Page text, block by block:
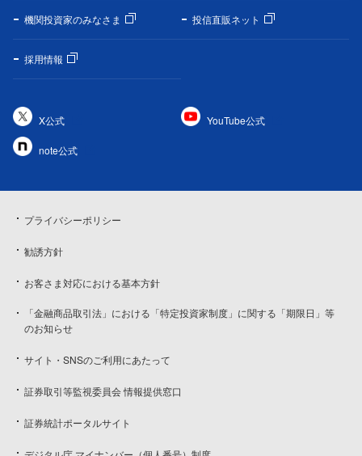
機関投資家のみなさま 投信直販ネット
採用情報
X公式 YouTube公式
note公式
プライバシーポリシー
勧誘方針
お客さま対応における基本方針
「金融商品取引法」における「特定投資家制度」に関する「期限日」等
のお知らせ
サイト・SNSのご利用にあたって
証券取引等監視委員会 情報提供窓口
証券統計ポータルサイト